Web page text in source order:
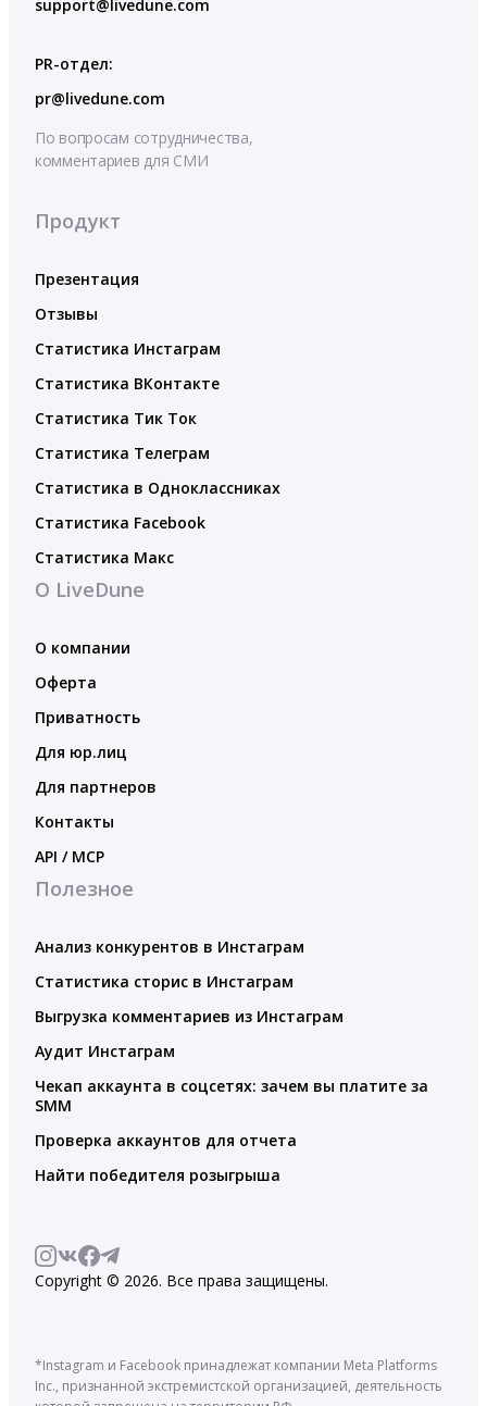
support@livedune.com
PR-отдел:
pr@livedune.com
По вопросам сотрудничества,
комментариев для СМИ
Продукт
Презентация
Отзывы
Статистика Инстаграм
Статистика ВКонтакте
Статистика Тик Ток
Статистика Телеграм
Статистика в Одноклассниках
Статистика Facebook
Статистика Макс
О LiveDune
О компании
Оферта
Приватность
Для юр.лиц
Для партнеров
Контакты
API / MCP
Полезное
Анализ конкурентов в Инстаграм
Статистика сторис в Инстаграм
Выгрузка комментариев из Инстаграм
Аудит Инстаграм
Чекап аккаунта в соцсетях: зачем вы платите за
SMM
Проверка аккаунтов для отчета
Найти победителя розыгрыша
Copyright © 2026. Все права защищены.
*Instagram и Facebook принадлежат компании Meta Platforms
Inc., признанной экстремистской организацией, деятельность